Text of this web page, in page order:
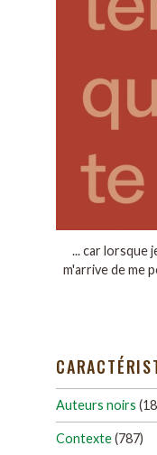
... car lorsque
m'arrive de me
Auteurs noirs
Contexte(787)